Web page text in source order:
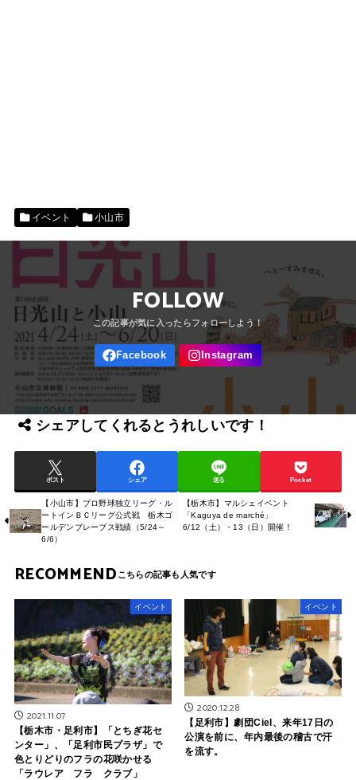
イベント 小山市
FOLLOW
シェアしてくれるとうれしいです！
ポスト シェア 送る Pocket
【小山市】プロ野球独立リーグ・ル
ートインＢＣリーグ公式戦 栃木ゴ
ールデンブレーブス戦績（5/24～
6/6）
【栃木市】マルシェイベント
「Kaguya de marché」
6/12（土）・13（日）開催！
RECOMMEND
イベント
2021.11.07
【栃木市・足利市】「とちぎ花セ
ンター」、「足利市民プラザ」で
色とりどりのフラの花咲かせる
「ラウレア フラ クラブ」
イベント
2020.12.28
【足利市】劇団Ciel、来年17日の
公演を前に、年内最後の稽古で汗
を流す。